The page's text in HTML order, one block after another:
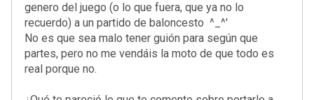
genero del juego (o lo que fuera, que ya no lo
recuerdo) a un partido de baloncesto ^_^'
No es que sea malo tener guión para según que
partes, pero no me vendáis la moto de que todo es
real porque no.